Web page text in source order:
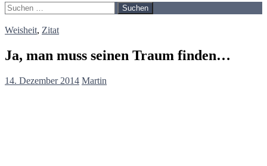
Suchen
nach:
Weisheit, Zitat
Ja, man muss seinen Traum finden…
14. Dezember 2014 Martin